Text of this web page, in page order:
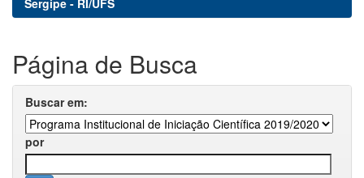
Sergipe - RI/UFS
Página de Busca
Buscar em:
por